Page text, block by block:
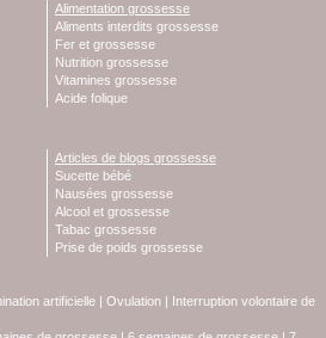
Alimentation grossesse
Aliments interdits grossesse
Fer et grossesse
Nutrition grossesse
Vitamines grossesse
Acide folique
Articles de blogs grossesse
Sucette bébé
Nausées grossesse
Alcool et grossesse
Tabac grossesse
Prise de poids grossesse
artificielle | Ovulation | Interruption volontaire de